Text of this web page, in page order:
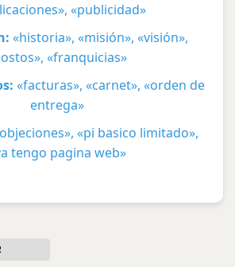
«publicidad»
«historia», «misión», «visión»,
«franquicias»
«facturas», «carnet», «orden de
entrega»
«pi basico limitado»,
tengo pagina web»